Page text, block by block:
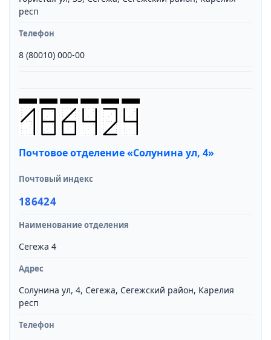
респ
Телефон
8 (80010) 000-00
Почтовое отделение «Солунина ул, 4»
Почтовый индекс
186424
Наименование отделения
Сегежа 4
Адрес
Солунина ул, 4, Сегежа, Сегежский район, Карелия
респ
Телефон